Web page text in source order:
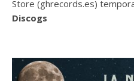
Store (ghrecords.es)
Discogs